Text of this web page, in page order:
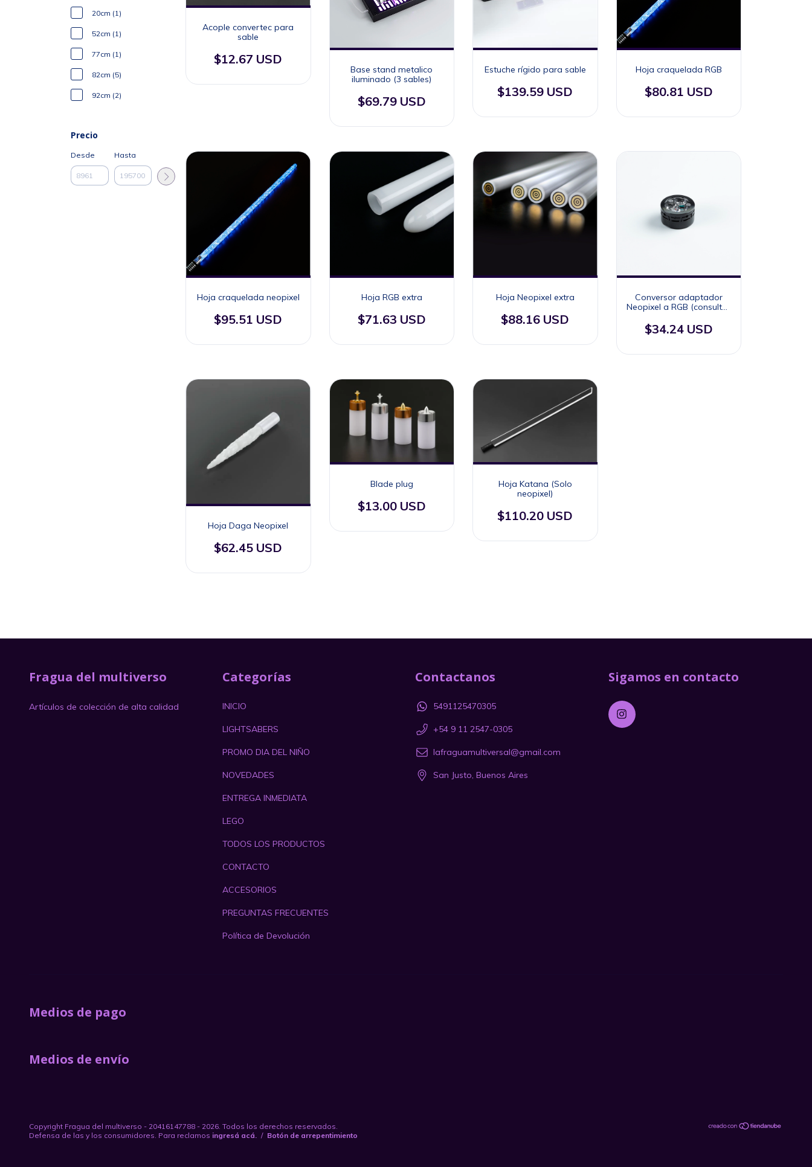
20cm (1)
52cm (1)
77cm (1)
82cm (5)
92cm (2)
Precio
Desde Hasta
Acople convertec para
sable
$12.67 USD
Base stand metalico
iluminado (3 sables)
$69.79 USD
Estuche rígido para sable
$139.59 USD
Hoja craquelada RGB
$80.81 USD
Hoja craquelada neopixel
$95.51 USD
Hoja RGB extra
$71.63 USD
Hoja Neopixel extra
$88.16 USD
Conversor adaptador
Neopixel a RGB (consultar
$34.24 USD
Hoja Daga Neopixel
$62.45 USD
Blade plug
$13.00 USD
Hoja Katana (Solo
neopixel)
$110.20 USD
Fragua del multiverso
Artículos de colección de alta calidad
Categorías
INICIO
LIGHTSABERS
PROMO DIA DEL NIÑO
NOVEDADES
ENTREGA INMEDIATA
LEGO
TODOS LOS PRODUCTOS
CONTACTO
ACCESORIOS
PREGUNTAS FRECUENTES
Política de Devolución
Contactanos
5491125470305
+54 9 11 2547-0305
lafraguamultiversal@gmail.com
San Justo, Buenos Aires
Sigamos en contacto
Medios de pago
Medios de envío
Copyright Fragua del multiverso - 20416147788 - 2026. Todos los derechos reservados.
Defensa de las y los consumidores. Para reclamos ingresá acá. / Botón de arrepentimiento